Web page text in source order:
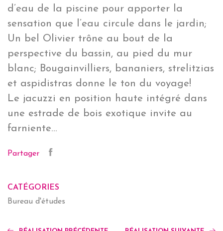
d’eau de la piscine pour apporter la
sensation que l’eau circule dans le jardin;
Un bel Olivier trône au bout de la
perspective du bassin, au pied du mur
blanc; Bougainvilliers, bananiers, strelitzias
et aspidistras donne le ton du voyage!
Le jacuzzi en position haute intégré dans
une estrade de bois exotique invite au
farniente…
Partager
CATÉGORIES
Bureau d'études